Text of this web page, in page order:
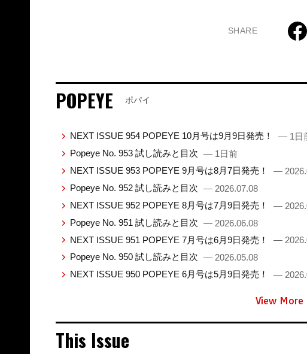
SHARE
POPEYE ポパイ
NEXT ISSUE 954 POPEYE 10月号は9月9日発売！
— 1日
Popeye No. 953 試し読みと目次 — 1日前
NEXT ISSUE 953 POPEYE 9月号は8月7日発売！
—
Popeye No. 952 試し読みと目次 — 2026.07.08
NEXT ISSUE 952 POPEYE 8月号は7月9日発売！
—
Popeye No. 951 試し読みと目次 — 2026.06.08
NEXT ISSUE 951 POPEYE 7月号は6月9日発売！
—
Popeye No. 950 試し読みと目次 — 2026.05.08
NEXT ISSUE 950 POPEYE 6月号は5月9日発売！
—
View More
This Issue